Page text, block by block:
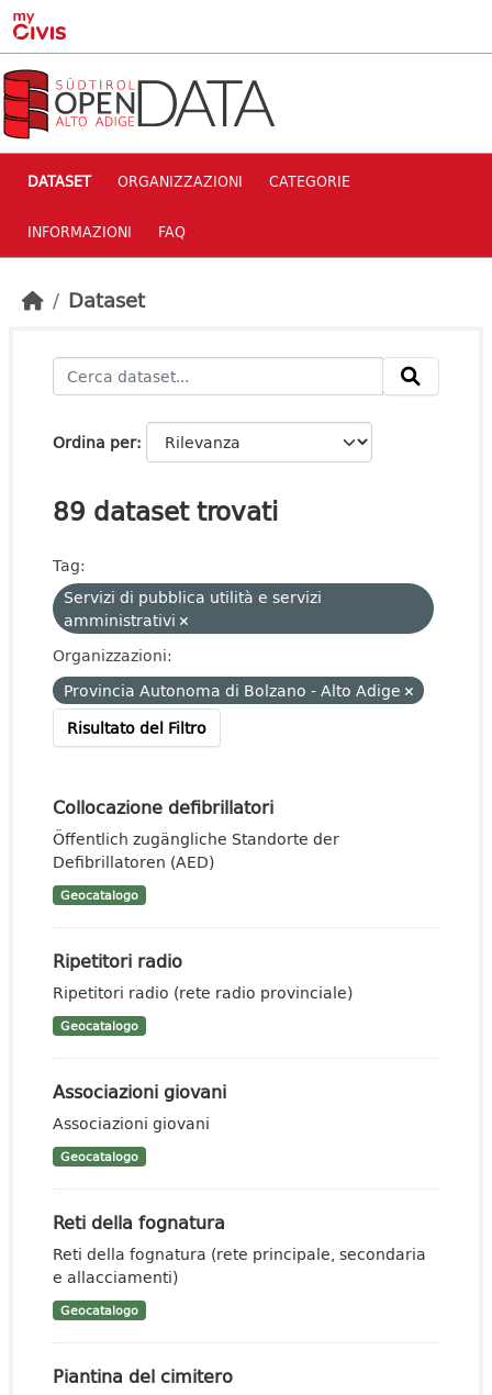
Skip to main content
DATASET ORGANIZZAZIONI CATEGORIE
INFORMAZIONI FAQ
Dataset
Ordina per
89 dataset trovati
Tag:
Servizi di pubblica utilità e servizi
amministrativi
Organizzazioni:
Provincia Autonoma di Bolzano - Alto Adige
Risultato del Filtro
Collocazione defibrillatori
Öffentlich zugängliche Standorte der
Defibrillatoren (AED)
Geocatalogo
Ripetitori radio
Ripetitori radio (rete radio provinciale)
Geocatalogo
Associazioni giovani
Associazioni giovani
Geocatalogo
Reti della fognatura
Reti della fognatura (rete principale, secondaria
e allacciamenti)
Geocatalogo
Piantina del cimitero